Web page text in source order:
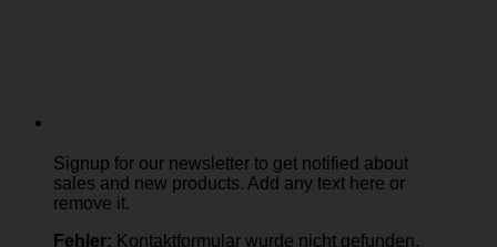
Signup for our newsletter to get notified about
sales and new products. Add any text here or
remove it.
Fehler: Kontaktformular wurde nicht gefunden.